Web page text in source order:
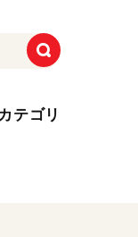
テゴリ